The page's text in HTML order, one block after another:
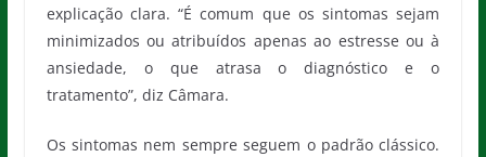
explicação clara. “É comum que os sintomas sejam
minimizados ou atribuídos apenas ao estresse ou à
ansiedade, o que atrasa o diagnóstico e o
tratamento”, diz Câmara.
Os sintomas nem sempre seguem o padrão clássico.